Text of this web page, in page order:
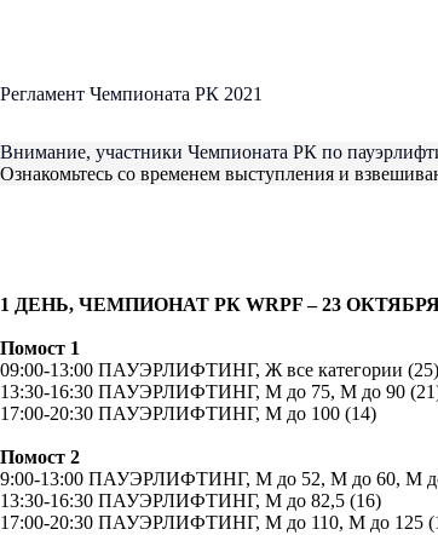
Регламент Чемпионата РК 2021
Внимание, участники Чемпионата РК по
Ознакомьтесь со временем выступления и
1 ДЕНЬ, ЧЕМПИОНАТ РК WRPF – 23
Помост 1
09:00-13:00 ПАУЭРЛИФТИНГ, Ж все категории (25)
13:30-16:30 ПАУЭРЛИФТИНГ, М до 75, М до 90
17:00-20:30 ПАУЭРЛИФТИНГ, М до 100 (14)
Помост 2
9:00-13:00 ПАУЭРЛИФТИНГ, М до 52, М до 60, М
13:30-16:30 ПАУЭРЛИФТИНГ, М до 82,5 (16)
17:00-20:30 ПАУЭРЛИФТИНГ, М до 110, М до 125